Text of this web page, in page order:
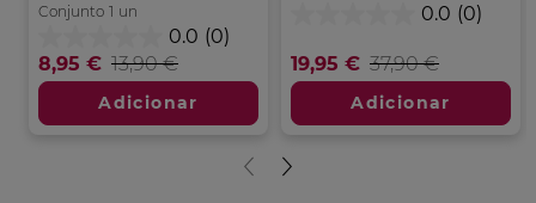
Conjunto 1 un
0.0 (0)
em
5
estrelas.
8,95 € 13,90 €
Adicionar
0.0 (0)
5
estrelas.
19,95 € 37,90 €
Adicionar